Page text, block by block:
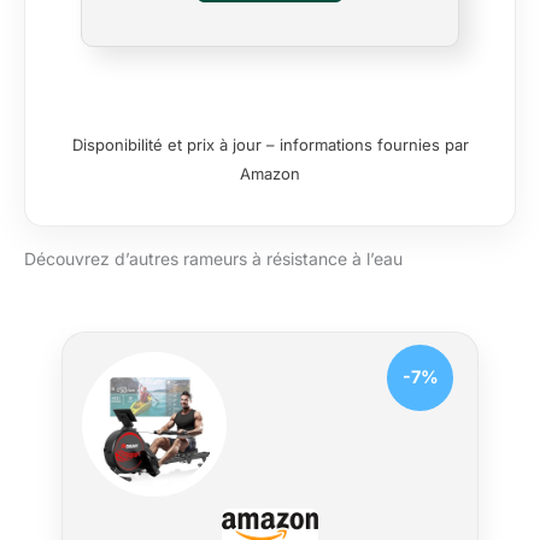
d’un réservoir d’eau extra grand de 28 l,
tout nouveau niveau ! CAPACITÉ
BLUETOOTH : équipé de la technologie
Bluetooth, il se connecte facilement
données et une analyse de fitness. 160
capacité de charge, ce qui en fait un
appareil de fitness idéal pour une
utilisation à domicile, particulièrement
adapté pour les utilisateurs jusqu'à 200
cm. Pèse 29,5 kg et a une capacité de
sécurité et durabilité. La longueur de la
Disponibilité et prix à jour – informations fournies par
Amazon
Découvrez d’autres rameurs à résistance à l’eau
-7%